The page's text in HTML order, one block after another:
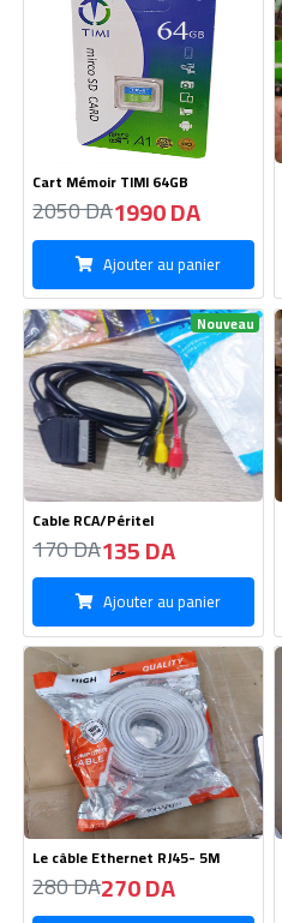
Cart Mémoir TIMI 64GB
2050 DA1990 DA
Ajouter au panier
Nouveau
Cable RCA/Péritel
170 DA135 DA
Ajouter au panier
Le câble Ethernet RJ45- 5M
280 DA270 DA